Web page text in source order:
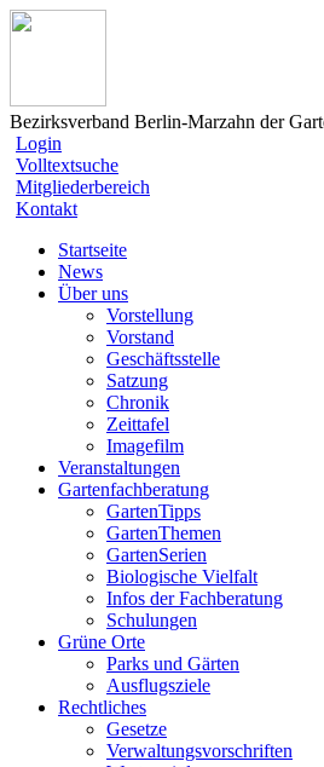
Bezirksverband Berlin-Marzahn der
Login
Volltextsuche
Mitgliederbereich
Kontakt
Startseite
News
Über uns
Vorstellung
Vorstand
Geschäftsstelle
Satzung
Chronik
Zeittafel
Imagefilm
Veranstaltungen
Gartenfachberatung
GartenTipps
GartenThemen
GartenSerien
Biologische Vielfalt
Infos der Fachberatung
Schulungen
Grüne Orte
Parks und Gärten
Ausflugsziele
Rechtliches
Gesetze
Verwaltungsvorschriften